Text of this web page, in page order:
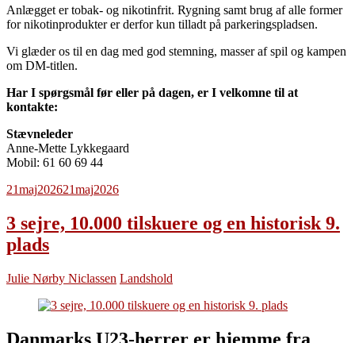
Anlægget er tobak- og nikotinfrit. Rygning samt brug af alle former
for nikotinprodukter er derfor kun tilladt på parkeringspladsen.
Vi glæder os til en dag med god stemning, masser af spil og kampen
om DM-titlen.
Har I spørgsmål før eller på dagen, er I velkomne til at
kontakte:
Stævneleder
Anne-Mette Lykkegaard
Mobil: 61 60 69 44
21maj202621maj2026
3 sejre, 10.000 tilskuere og en historisk 9.
plads
Julie Nørby Niclassen Landshold